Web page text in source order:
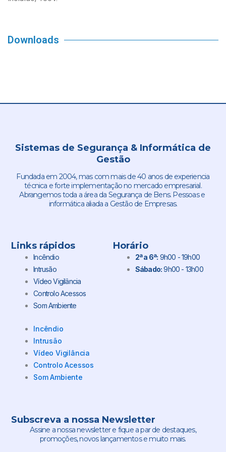
Downloads
Sistemas de Segurança & Informática de
Gestão
Fundada em 2004, mas com mais de 40 anos de experiencia
técnica e forte implementação no mercado empresarial.
Abrangemos toda a área da Segurança de Bens. Pessoas e
informática aliada a Gestão de Empresas.
Links rápidos
Incêndio
Intrusão
Vídeo Vigilância
Controlo Acessos
Som Ambiente
Incêndio
Intrusão
Vídeo Vigilância
Controlo Acessos
Som Ambiente
Horário
2ª a 6ª: 9h00 - 19h00
Sábado:9h00 - 13h00
Subscreva a nossa Newsletter
Assine a nossa newsletter e fique a par de destaques,
promoções, novos lançamentos e muito mais.